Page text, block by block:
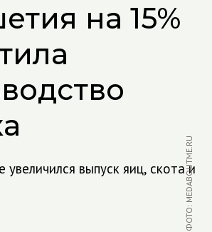
на 15%
увеличился выпуск яиц, скота и
ФОТО: MEDABOUTME.RU